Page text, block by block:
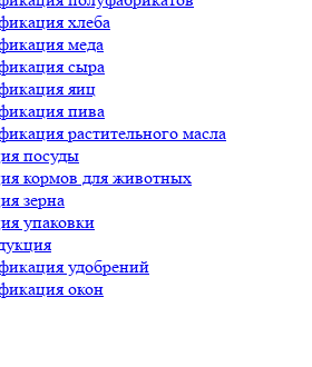
хлеба
меда
сыра
яиц
пива
растительного масла
посуды
кормов для животных
зерна
упаковки
удобрений
окон